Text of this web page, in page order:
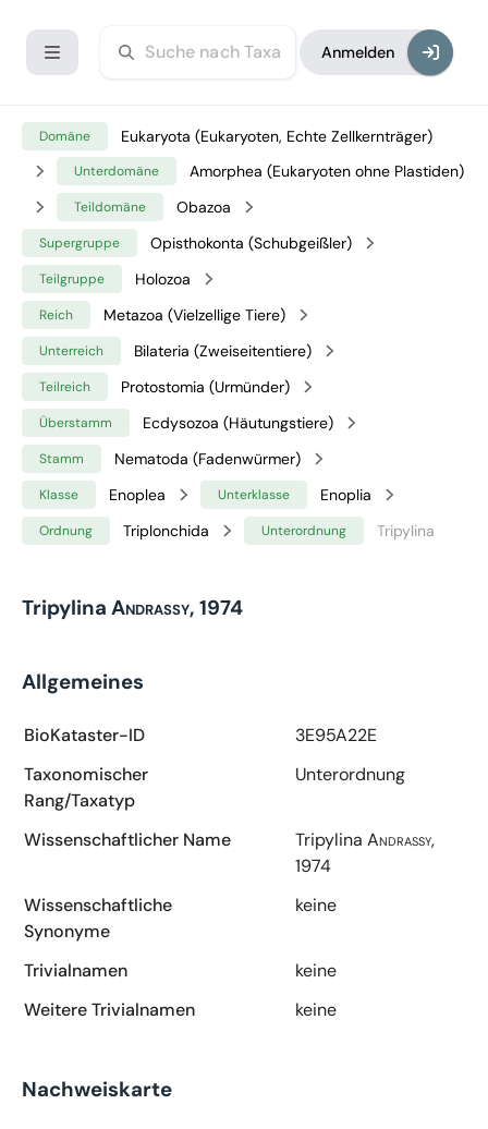
Anmelden
Domäne Eukaryota (Eukaryoten, Echte Zellkernträger)
Unterdomäne Amorphea (Eukaryoten ohne Plastiden)
Teildomäne Obazoa
Supergruppe Opisthokonta (Schubgeißler)
Teilgruppe Holozoa
Reich Metazoa (Vielzellige Tiere)
Unterreich Bilateria (Zweiseitentiere)
Teilreich Protostomia (Urmünder)
Überstamm Ecdysozoa (Häutungstiere)
Stamm Nematoda (Fadenwürmer)
Klasse Enoplea Unterklasse Enoplia
Ordnung Triplonchida Unterordnung Tripylina
Tripylina Andrassy, 1974
Allgemeines
BioKataster-ID
3E95A22E
Taxonomischer
Rang/Taxatyp
Unterordnung
Wissenschaftlicher Name Tripylina Andrassy,
1974
Wissenschaftliche
Synonyme
keine
Trivialnamen
keine
Weitere Trivialnamen
keine
Nachweiskarte